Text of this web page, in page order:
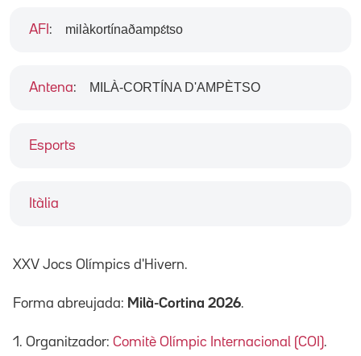
Esports
Itàlia
AFI : milàkortínaðampɛ́tso
Antena: MILÀ-CORTÍNA D'AMPÈTSO
XXV Jocs Olímpics d'Hivern.
Forma abreujada: Milà-Cortina 2026.
1. Organitzador: Comitè Olímpic Internacional (COI).